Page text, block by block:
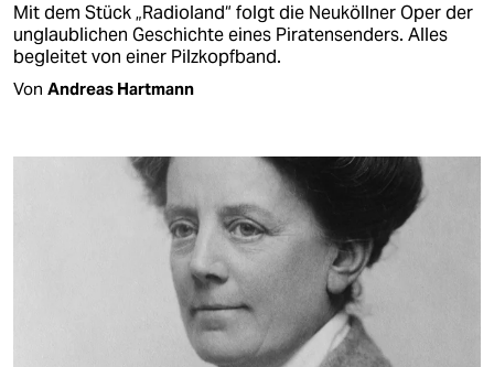
Mit dem Stück „Radioland“ folgt die Neuköllner Oper der
unglaublichen Geschichte eines Piratensenders. Alles
begleitet von einer Pilzkopfband.
Von Andreas Hartmann